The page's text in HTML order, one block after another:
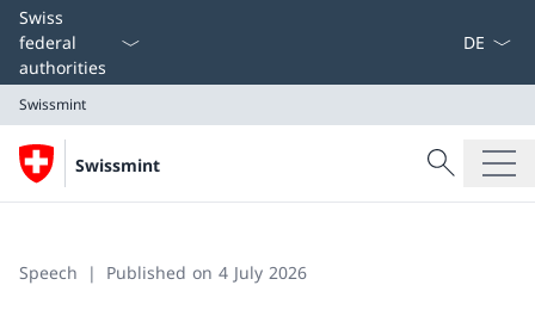
Swiss
federal
authorities
Swissmint
Swissmint
Search
Search
Speech Published on 4 July 2026